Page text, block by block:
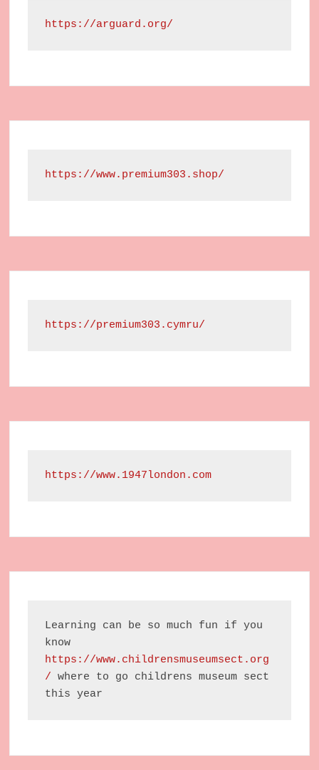
https://arguard.org/
https://www.premium303.shop/
https://premium303.cymru/
https://www.1947london.com
Learning can be so much fun if you
https://www.childrensmuseumsect.org
/ where to go childrens museum sect
this year